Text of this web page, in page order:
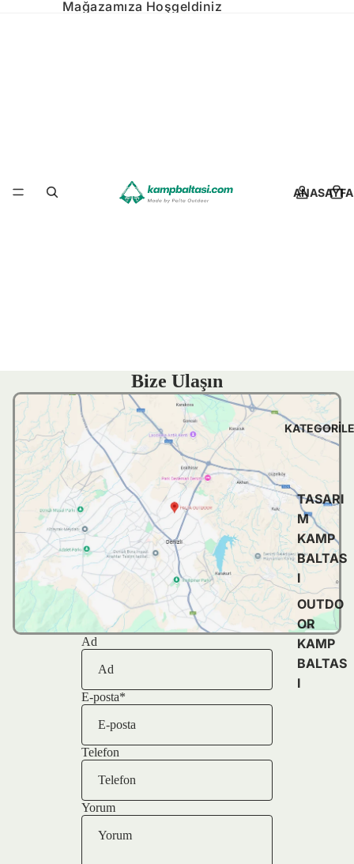
Mağazamıza Hoşgeldiniz
ANASAYFA
TASARI
M
KAMP
BALTAS
I
OUTDO
OR
KAMP
BALTAS
I
Bize Ulaşın
Ad
E-posta*
Telefon
Yorum